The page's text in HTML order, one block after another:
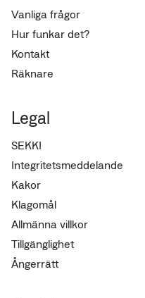
Vanliga frågor
Hur funkar det?
Kontakt
Räknare
Legal
SEKKI
Integritetsmeddelande
Kakor
Klagomål
Allmänna villkor
Tillgänglighet
Ångerrätt